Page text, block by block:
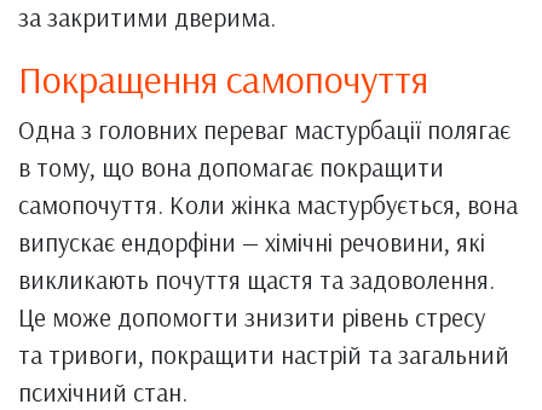
за закритими дверима.
Покращення самопочуття
Одна з головних переваг мастурбації полягає
в тому, що вона допомагає покращити
самопочуття. Коли жінка мастурбується, вона
випускає ендорфіни — хімічні речовини, які
викликають почуття щастя та задоволення.
Це може допомогти знизити рівень стресу
та тривоги, покращити настрій та загальний
психічний стан.